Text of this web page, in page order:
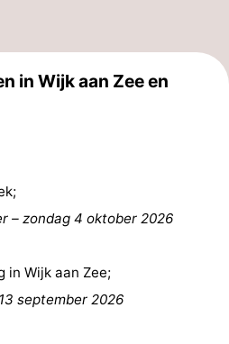
in Wijk aan Zee en
–
zondag 4 oktober 2026
in Wijk aan Zee;
september 2026